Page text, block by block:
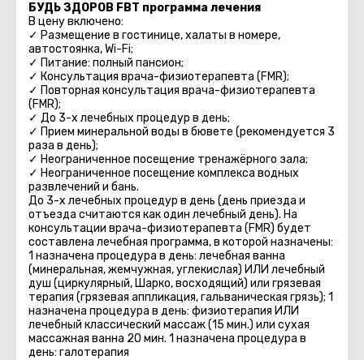
БУДЬ ЗДОРОВ FBT программа лечения
В цену включено:
✓ Размещение в гостинице, халаты в номере,
автостоянка, Wi-Fi;
✓ Питание: полный пансион;
✓ Консультация врача-физиотерапевта (FMR);
✓ Повторная консультация врача-физиотерапевта
(FMR);
✓ До 3-х лечебных процедур в день;
✓ Прием минеральной воды в бювете (рекомендуется 3
раза в день);
✓ Неограниченное посещение тренажёрного зала;
✓ Неограниченное посещение комплекса водных
развлечений и бань.
До 3-х лечебных процедур в день (день приезда и
отъезда считаются как один лечебный день). На
консультации врача-физиотерапевта (FMR) будет
составлена лечебная программа, в которой назначены:
1 назначена процедура в день: лечебная ванна
(минеральная, жемчужная, углекислая) ИЛИ лечебный
душ (циркулярный, Шарко, восходящий) или грязевая
терапия (грязевая аппликация, гальваническая грязь); 1
назначена процедура в день: физиотерапия ИЛИ
лечебный классический массаж (15 мин.) или сухая
массажная ванна 20 мин. 1 назначена процедура в
день: галотерапия